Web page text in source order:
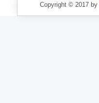
Copyright © 2017 by